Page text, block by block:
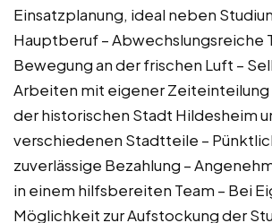
Einsatzplanung, ideal neben
Hauptberuf – Abwechslungsreiche
Bewegung an der frischen Luft –
Arbeiten mit eigener Zeiteinteilung
der historischen Stadt Hildesheim
verschiedenen Stadtteile –
zuverlässige Bezahlung –
in einem hilfsbereiten Team – Bei
Möglichkeit zur Aufstockung der